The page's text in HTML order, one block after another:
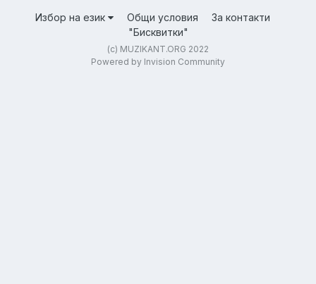
Избор на език Общи условия
За контакти
"Бисквитки"
(c) MUZIKANT.ORG 2022
Powered by Invision Community